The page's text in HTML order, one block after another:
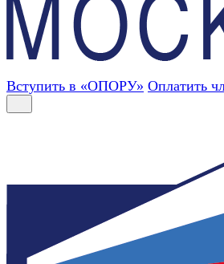
Вступить в «ОПОРУ» Оплатить